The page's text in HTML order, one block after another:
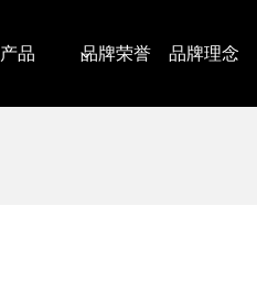
产品 品牌荣誉 品牌理念